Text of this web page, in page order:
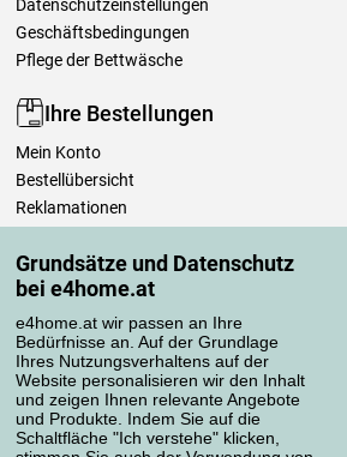
Grundsätze und Datenschutz
bei e4home.at
e4home.at wir passen an Ihre
Bedürfnisse an. Auf der Grundlage
Ihres Nutzungsverhaltens auf der
Website personalisieren wir den Inhalt
und zeigen Ihnen relevante Angebote
und Produkte. Indem Sie auf die
Schaltfläche "Ich verstehe" klicken,
Datenschutzeinstellungen
Geschäftsbedingungen
Pflege der Bettwäsche
Ihre Bestellungen
Mein Konto
Bestellübersicht
Reklamationen
Einfach mehr wissen
Richtlinien zur Verarbeitung von Bewertungen
Transportarten
Zahlungsmethoden